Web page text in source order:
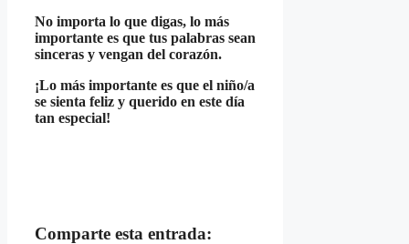
No importa lo que digas, lo más
importante es que tus palabras sean
sinceras y vengan del corazón.
¡Lo más importante es que el niño/a
se sienta feliz y querido en este día
tan especial!
Comparte esta entrada: